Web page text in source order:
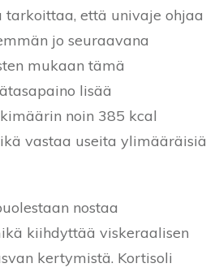
tarkoittaa, että univaje ohjaa
jo seuraavana
mukaan tämä
lisää
noin 385 kcal
vastaa useita ylimääräisiä
nostaa
kiihdyttää viskeraalisen
kertymistä. Kortisoli